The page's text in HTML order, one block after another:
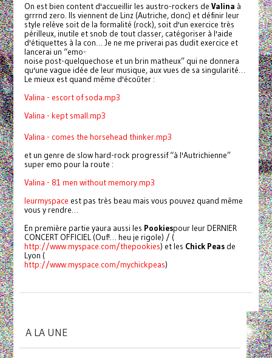
On est bien content d'accueillir les austro-rockers de Valina à
grrrnd zero. Ils viennent de Linz (Autriche, donc) et définir leur
style relève soit de la formalité (rock), soit d'un exercice très
périlleux, inutile et snob de tout classer, catégoriser à l'aide
d'étiquettes à la con… Je ne me priverai pas dudit exercice et
lancerai un “emo-
noise post-quelquechose et un brin matheux” qui ne donnera
qu'une vague idée de leur musique, aux vues de sa singularité…
Le mieux est quand même d'écoûter :
Valina - escort of soda.mp3
Valina - kept small.mp3
Valina - comes the horsehead thinker.mp3
et un genre de slow hard-rock progressif “à l'Autrichienne”
super emo pour la route :
Valina - 81 men without memory.mp3
leurmyspace est pas très beau mais vous pouvez quand même
vous y rendre…
En première partie yaura aussi les Pookiespour leur DERNIER
CONCERT OFFICIEL (Ouf!… heu je rigole) / (
http://www.myspace.com/thepookies) et les Chick Peasde
Lyon (
http://www.myspace.com/mychickpeas)
A LA UNE